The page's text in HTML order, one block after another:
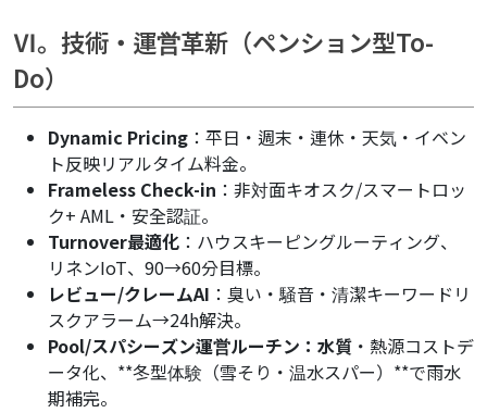
Ⅵ。技術・運営革新（ペンション型To-
Do）
Dynamic Pricing ：平日・週末・連休・天気・イベン
ト反映リアルタイム料金。
Frameless Check-in ：非対面キオスク/スマートロッ
ク+ AML・安全認証。
Turnover最適化 ：ハウスキーピングルーティング、
リネンIoT、90→60分目標。
レビュー/クレームAI ：臭い・騒音・清潔キーワードリ
スクアラーム→24h解決。
Pool/スパシーズン運営ルーチン：水質 ・熱源コストデ
ータ化、**冬型体験（雪そり・温水スパー）**で雨水
期補完。